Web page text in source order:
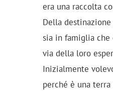
era una raccolta
Della
sia in famiglia
via della loro
Inizialmente
perché è una